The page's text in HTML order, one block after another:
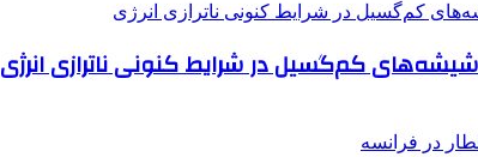
کم‌گسیل در شرایط کنونی ناترازی انرژی